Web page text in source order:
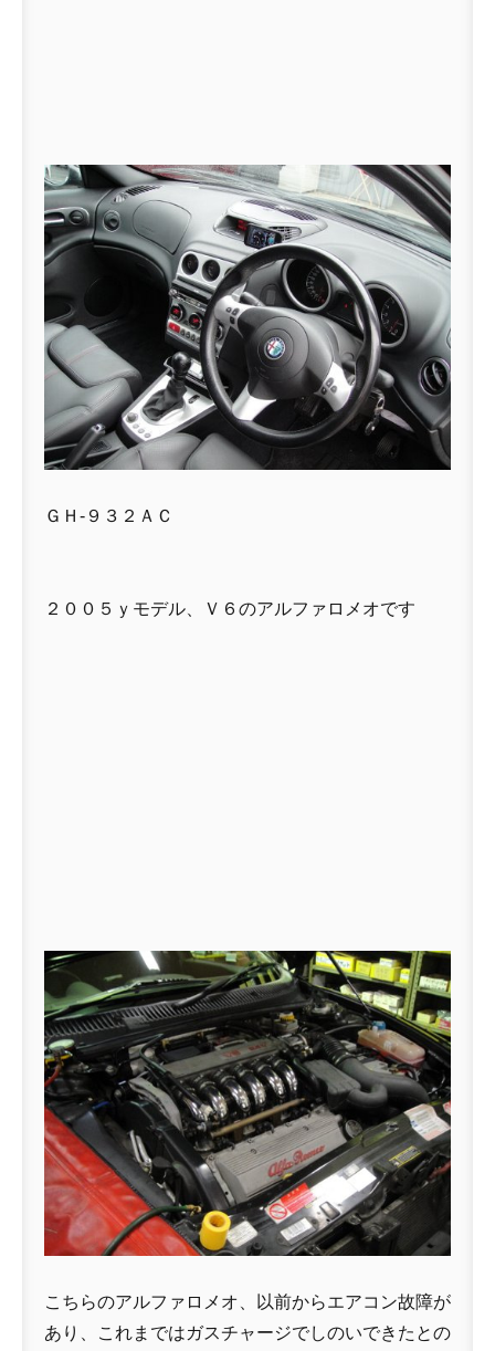
ＧＨ-９３２ＡＣ
２００５ｙモデル、Ｖ６のアルファロメオです
こちらのアルファロメオ、以前からエアコン故障が
あり、これまではガスチャージでしのいできたとの